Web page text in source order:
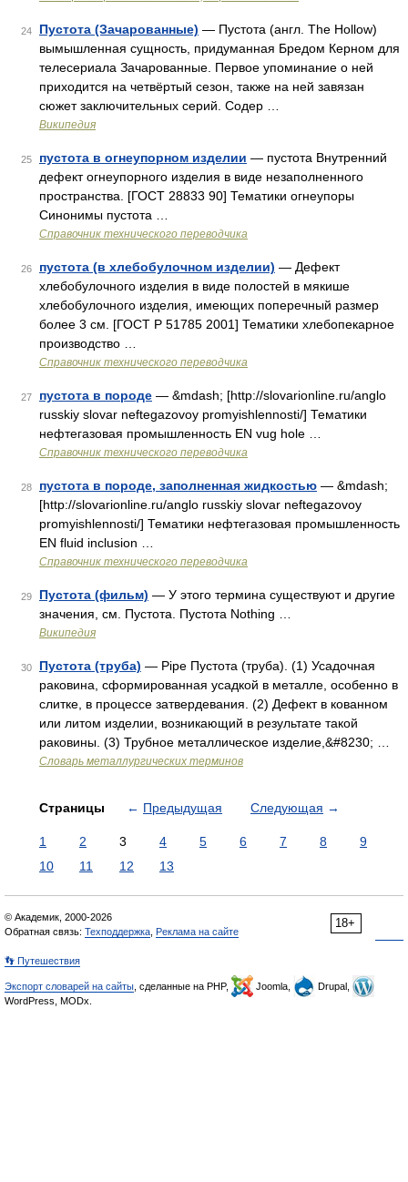
24 Пустота (Зачарованные) — Пустота (англ. The Hollow)
вымышленная сущность, придуманная Бредом Керном для
телесериала Зачарованные. Первое упоминание о ней
приходится на четвёртый сезон, также на ней завязан
сюжет заключительных серий. Содер …
Википедия
25 пустота в огнеупорном изделии — пустота Внутренний
дефект огнеупорного изделия в виде незаполненного
пространства. [ГОСТ 28833 90] Тематики огнеупоры
Синонимы пустота …
Справочник технического переводчика
26 пустота (в хлебобулочном изделии) — Дефект
хлебобулочного изделия в виде полостей в мякише
хлебобулочного изделия, имеющих поперечный размер
более 3 см. [ГОСТ Р 51785 2001] Тематики хлебопекарное
производство …
Справочник технического переводчика
27 пустота в породе — &mdash; [http://slovarionline.ru/anglo
russkiy slovar neftegazovoy promyishlennosti/] Тематики
нефтегазовая промышленность EN vug hole …
Справочник технического переводчика
28 пустота в породе, заполненная жидкостью — &mdash;
[http://slovarionline.ru/anglo russkiy slovar neftegazovoy
promyishlennosti/] Тематики нефтегазовая промышленность
EN fluid inclusion …
Справочник технического переводчика
29 Пустота (фильм) — У этого термина существуют и другие
значения, см. Пустота. Пустота Nothing …
Википедия
30 Пустота (труба) — Pipe Пустота (труба). (1) Усадочная
раковина, сформированная усадкой в металле, особенно в
слитке, в процессе затвердевания. (2) Дефект в кованном
или литом изделии, возникающий в результате такой
раковины. (3) Трубное металлическое изделие,&#8230; …
Словарь металлургических терминов
Страницы ← Предыдущая Следующая →
1 2 3 4 5 6 7 8
9
10
11 12 13
18+
© Академик, 2000-2026
Обратная связь: Техподдержка Реклама на сайте
👣 Путешествия
Экспорт словарей на сайты , сделанные на PHP, Joomla,
Drupal,
WordPress, MODx.